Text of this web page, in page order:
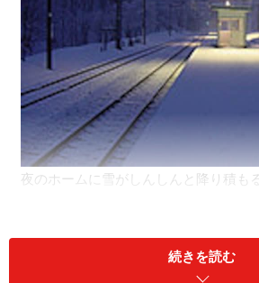
夜のホームに雪がしんしんと降り積も
あまりにも有名な一節で始まる、
続きを読む